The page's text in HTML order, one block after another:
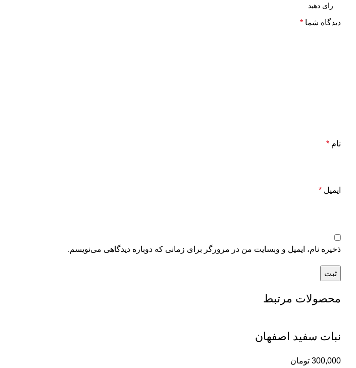
دیدگاه شما *
نام *
ایمیل *
ذخیره نام، ایمیل و وبسایت من در مرورگر برای زمانی که دوباره دیدگاهی می‌نویسم.
محصولات مرتبط
نبات سفید اصفهان
300,000 تومان